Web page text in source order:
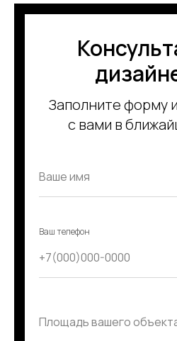
Заполните форму
с вами в
Ваш телефон